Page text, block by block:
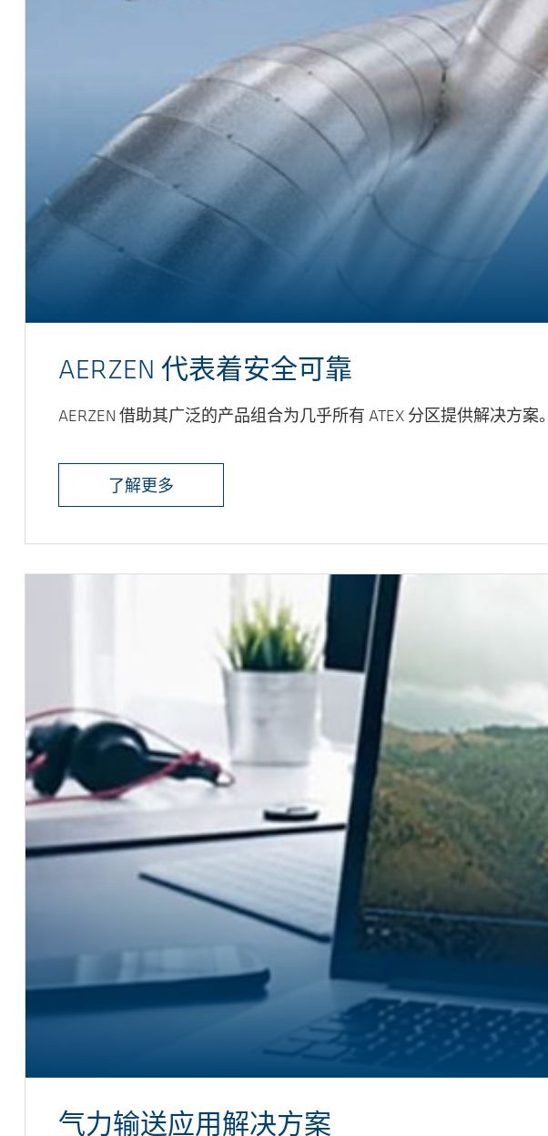
AERZEN 代表着安全可靠
AERZEN 借助其广泛的产品组合为几乎所有 ATEX 分区提供解决方案。
了解更多
气力输送应用解决方案